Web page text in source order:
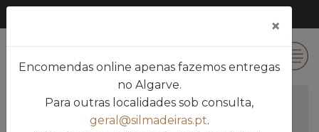
Silmadeiras Produtos
CONTRAPLACADO
×
Encomendas online apenas fazemos entregas
no Algarve.
Para outras localidades sob consulta,
geral@silmadeiras.pt.